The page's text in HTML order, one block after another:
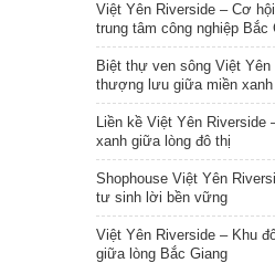
Việt Yên Riverside – Cơ
trung tâm công nghiệp Bắc
Biệt thự ven sông Việt Yên
thượng lưu giữa miền xanh
Liền kề Việt Yên Riverside
xanh giữa lòng đô thị
Shophouse Việt Yên
tư sinh lời bền vững
Việt Yên Riverside – Khu
giữa lòng Bắc Giang